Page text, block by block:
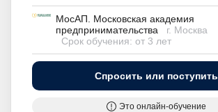
МосАП. Московская академия
предпринимательства
г. Москва
Срок обучения: от 3 лет
Спросить или поступить
Это онлайн-обучение